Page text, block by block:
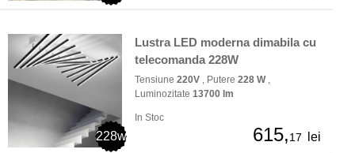
228w
Lustra LED moderna dimabila cu
telecomanda 228W
Tensiune 220V , Putere 228 W,
Luminozitate 13700 lm
In Stoc
615,17 lei